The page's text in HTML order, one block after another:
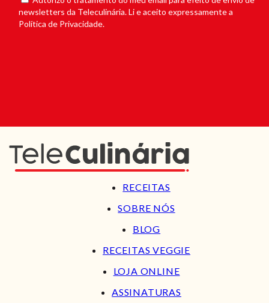
newsletters da Teleculinária. Li e aceito expressamente a
Política de Privacidade.
RECEITAS
SOBRE NÓS
BLOG
RECEITAS VEGGIE
LOJA ONLINE
ASSINATURAS